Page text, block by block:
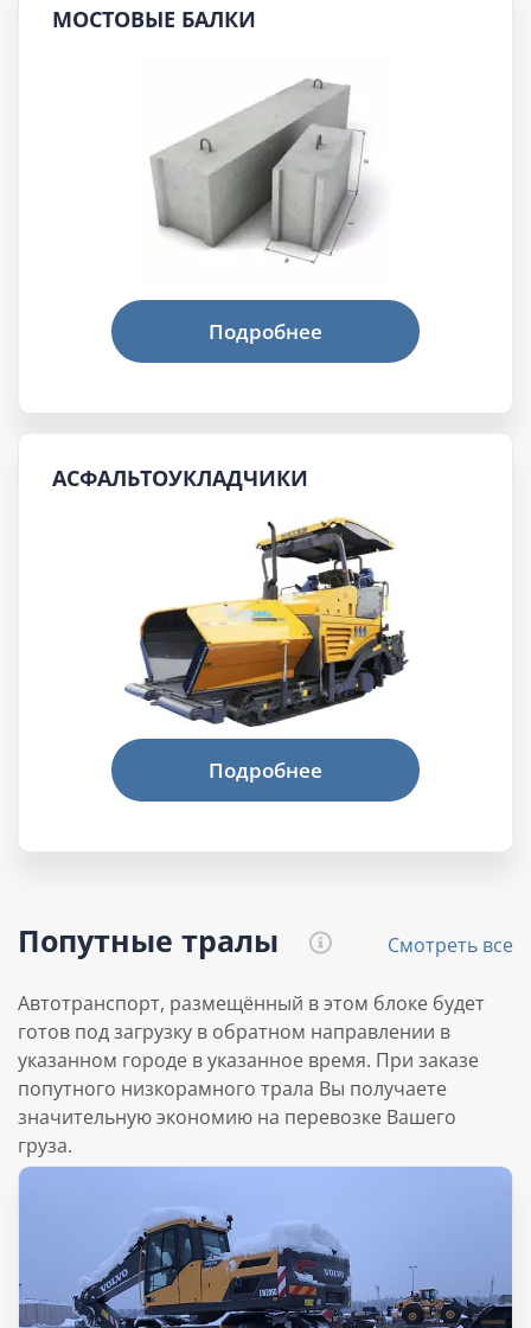
МОСТОВЫЕ БАЛКИ
АСФАЛЬТОУКЛАДЧИКИ
Попутные тралы Смотреть все
Автотранспорт, размещённый в этом блоке будет
готов под загрузку в обратном направлении в
указанном городе в указанное время. При заказе
попутного низкорамного трала Вы получаете
значительную экономию на перевозке Вашего
груза.